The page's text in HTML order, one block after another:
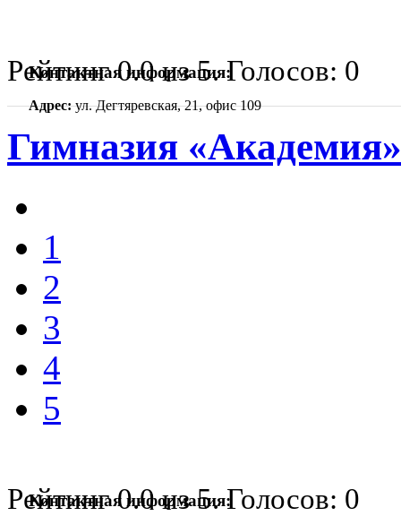
Рейтинг0.0из5. Голосов: 0
Контактная информация:
Адрес:ул. Дегтяревская, 21, офис 109
Гимназия «Академия»
1
2
3
4
5
Рейтинг0.0из5. Голосов: 0
Контактная информация: